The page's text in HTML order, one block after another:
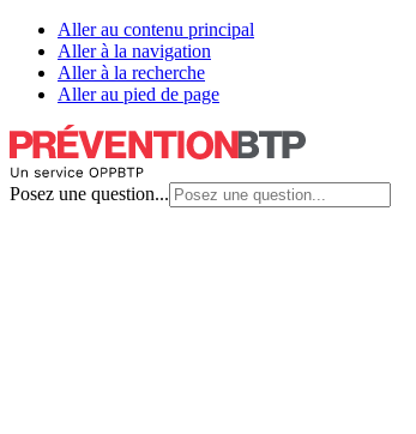
Aller au contenu principal
Aller à la navigation
Aller à la recherche
Aller au pied de page
Posez une question...